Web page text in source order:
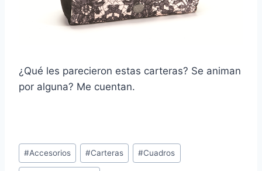
¿Qué les parecieron estas carteras? Se animan
por alguna? Me cuentan.
Post
Tags:
#Accesorios #Carteras #Cuadros